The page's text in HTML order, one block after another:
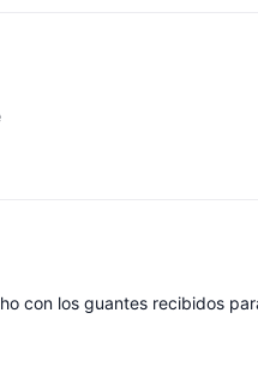
con los guantes recibidos